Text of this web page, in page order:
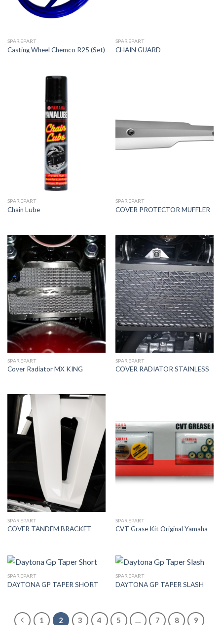
SPAREPART
Casting Wheel Chemco R25 (Set)
SPAREPART
CHAIN GUARD
SPAREPART
Chain Lube
SPAREPART
COVER PROTECTOR MUFFLER
SPAREPART
Cover Radiator MX KING
SPAREPART
COVER RADIATOR STAINLESS
SPAREPART
COVER TANDEM BRACKET
SPAREPART
CVT Grase Kit Original Yamaha
SPAREPART
DAYTONA GP TAPER SHORT
SPAREPART
DAYTONA GP TAPER SLASH
1 2 3 4 5 7 8 9